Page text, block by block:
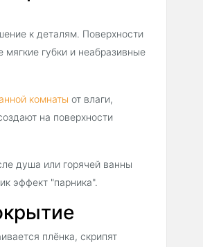
к деталям. Поверхности
мягкие губки и неабразивные
комнаты от влаги,
на поверхности
душа или горячей ванны
эффект "парника".
плёнка, скрипят